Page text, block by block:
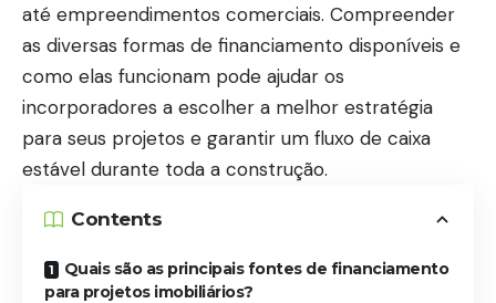
até empreendimentos comerciais. Compreender
as diversas formas de financiamento disponíveis e
como elas funcionam pode ajudar os
incorporadores a escolher a melhor estratégia
para seus projetos e garantir um fluxo de caixa
estável durante toda a construção.
Contents
Quais são as principais fontes de financiamento
para projetos imobiliários?